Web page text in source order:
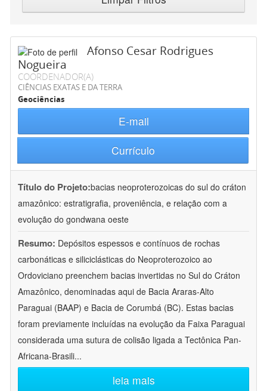
Afonso Cesar Rodrigues
Nogueira
COORDENADOR(A)
CIÊNCIAS EXATAS E DA TERRA
Geociências
E-mail
Currículo
Título do Projeto:bacias neoproterozoicas do sul do cráton
amazônico: estratigrafia, proveniência, e relação com a
evolução do gondwana oeste
Resumo: Depósitos espessos e contínuos de rochas
carbonáticas e siliciclásticas do Neoproterozoico ao
Ordoviciano preenchem bacias invertidas no Sul do Cráton
Amazônico, denominadas aqui de Bacia Araras-Alto
Paraguai (BAAP) e Bacia de Corumbá (BC). Estas bacias
foram previamente incluídas na evolução da Faixa Paraguai
considerada uma sutura de colisão ligada a Tectônica Pan-
Africana-Brasili...
leia mais